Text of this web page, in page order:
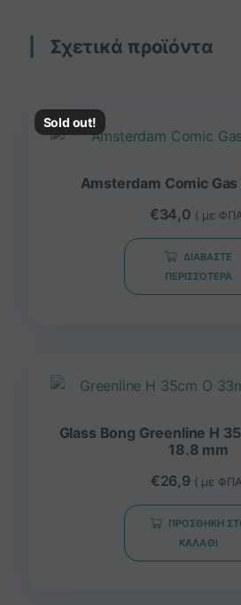
Σχετικά προϊόντα
Sold out!
Amsterdam Comic
€34,0 ( με
ΔΙΑΒΆΣΤΕ
ΠΕΡΙΣΣΌΤΕΡΑ
Glass Bong Greenline H 35cm O 33mm S
18.8 mm
€26,9 ( με
ΠΡΟΣΘΉΚΗ
ΚΑΛΆΘΙ